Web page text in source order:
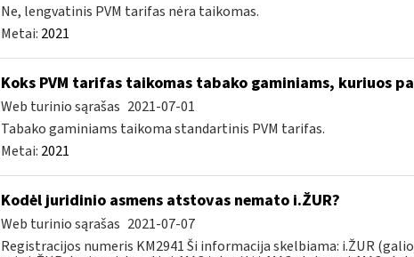
Ne, lengvatinis PVM tarifas nėra taikomas.
Metai: 2021
Koks PVM tarifas taikomas tabako gaminiams, kuriuos
Web turinio sąrašas 2021-07-01
Tabako gaminiams taikoma standartinis PVM tarifas.
Metai: 2021
Kodėl juridinio asmens atstovas nemato i.ŽUR?
Web turinio sąrašas 2021-07-07
Registracijos numeris KM2941 Ši informacija skelbiama: i.ŽUR